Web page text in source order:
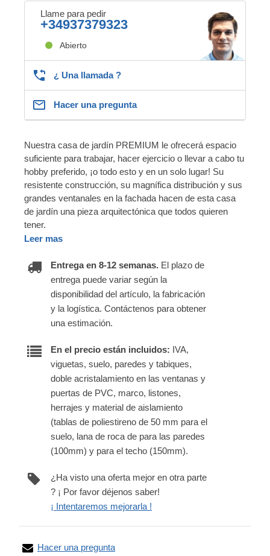
Llame para pedir
+34937379323
Abierto
¿ Una llamada ?
Hacer una pregunta
Nuestra casa de jardín PREMIUM le ofrecerá espacio
suficiente para trabajar, hacer ejercicio o llevar a cabo tu
hobby preferido, ¡o todo esto y en un solo lugar! Su
resistente construcción, su magnífica distribución y sus
grandes ventanales en la fachada hacen de esta casa
de jardín una pieza arquitectónica que todos quieren
tener.
Leer mas
Entrega en 8-12 semanas. El plazo de
entrega puede variar según la
disponibilidad del artículo, la fabricación
y la logística. Contáctenos para obtener
una estimación.
En el precio están incluidos: IVA,
viguetas, suelo, paredes y tabiques,
doble acristalamiento en las ventanas y
puertas de PVC, marco, listones,
herrajes y material de aislamiento
(tablas de poliestireno de 50 mm para el
suelo, lana de roca de para las paredes
(100mm) y para el techo (150mm).
¿Ha visto una oferta mejor en otra parte
? ¡ Por favor déjenos saber!
¡ Intentaremos mejorarla !
Hacer una pregunta